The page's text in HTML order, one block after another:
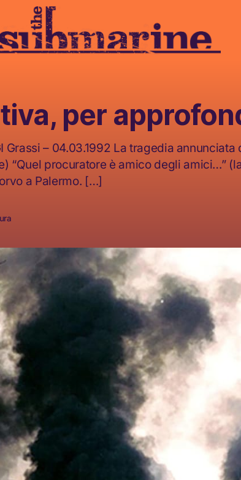
per
Grassi – 04.03.1992 La tragedia
“Quel procuratore è amico degli amici…”
a Palermo. […]